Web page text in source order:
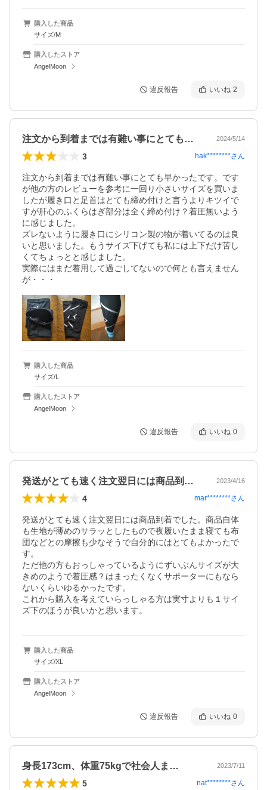
購入した商品
サイズ/M
購入したストア
AngelMoon
違反報告 いいね 2
注文から到着までは有難い事にとても早か… 2024/5/14
3 hak********さん
注文から到着までは有難い事にとても早かったです。です
が他の方のレビューを参考に一回り小さいサイズを買いま
したが履き口と足首はとても締め付けと言うよりキツイで
すが肝心のふくらはぎ部分は全く締め付け？着圧無いよう
に感じました。
ズレないように履き口にシリコン製の物が着いてるのは良
いと思いました。もうサイズ下げても私には上下だけ苦し
くてちょっとと感じました。
実際にはまだ着用して過ごしてないので何とも言えません
購入した商品
サイズ/L
購入したストア
AngelMoon
違反報告 いいね 0
発送がとても速く注文翌日には商品到着で… 2023/4/16
4 mar********さん
発送がとても速く注文翌日には商品到着でした。商品自体
も生地が薄めのサラッとしたもので夜履いたまま寝ても布
団などとの摩擦も少なそうで自分的にはとてもよかったで
す。
ただ他の方もおっしゃっているようにずいぶんサイズが大
きめのようで着圧感？はまったくなくサポーターにもなら
ないくらいゆるかったです。
これから購入を考えていらっしゃる方は実寸よりも１サイ
ズ下のほうが良いかと思います。
購入した商品
サイズ/XL
購入したストア
AngelMoon
違反報告 いいね 0
身長173cm、体重75kgで社会人ま… 2023/7/11
5 nat********さん